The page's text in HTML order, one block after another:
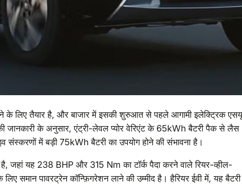
के लिए तैयार है, और बाजार में इसकी शुरुआत से पहले आगामी इलेक्ट्रिक
जानकारी के अनुसार, एंट्री-लेवल प्योर वेरिएंट के 65kWh बैटरी पैक से लैस
में बड़ी 75kWh बैटरी का उपयोग होने की संभावना है।
जहां यह 238 BHP और 315 Nm का टॉर्क पैदा करने वाले रियर-व्हील-
समान पावरट्रेन कॉन्फ़िगरेशन लाने की उम्मीद है। हैरियर ईवी में, यह बैटरी